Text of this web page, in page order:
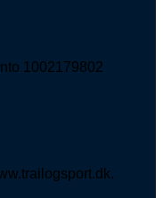
1002179802